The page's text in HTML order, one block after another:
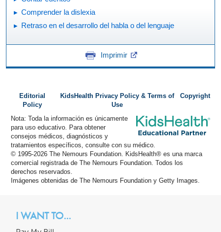
Comprender la dislexia
Retraso en el desarrollo del habla o del lenguaje
Imprimir
Editorial
Policy
KidsHealth Privacy Policy & Terms of
Use
Copyright
Nota: Toda la información es únicamente
para uso educativo. Para obtener
consejos médicos, diagnósticos y
tratamientos específicos, consulte con su médico.
© 1995-2026 The Nemours Foundation. KidsHealth® es una marca
comercial registrada de The Nemours Foundation. Todos los
derechos reservados.
Imágenes obtenidas de The Nemours Foundation y Getty Images.
I WANT TO...